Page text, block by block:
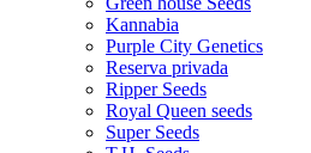
Kannabia
Purple City Genetics
Reserva privada
Ripper Seeds
Royal Queen seeds
Super Seeds